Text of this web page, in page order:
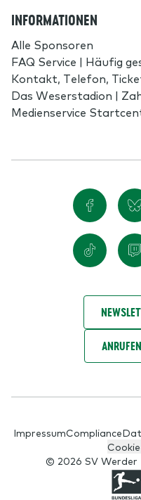
INFORMATIONEN
Alle Sponsoren
FAQ Service | Häufig
Kontakt, Telefon,
Das Weserstadion |
Medienservice
ImpressumCompliance
© 2026 SV Werder